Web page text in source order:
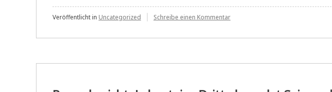
Veröffentlicht in Uncategorized Schreibe einen Kommentarzu